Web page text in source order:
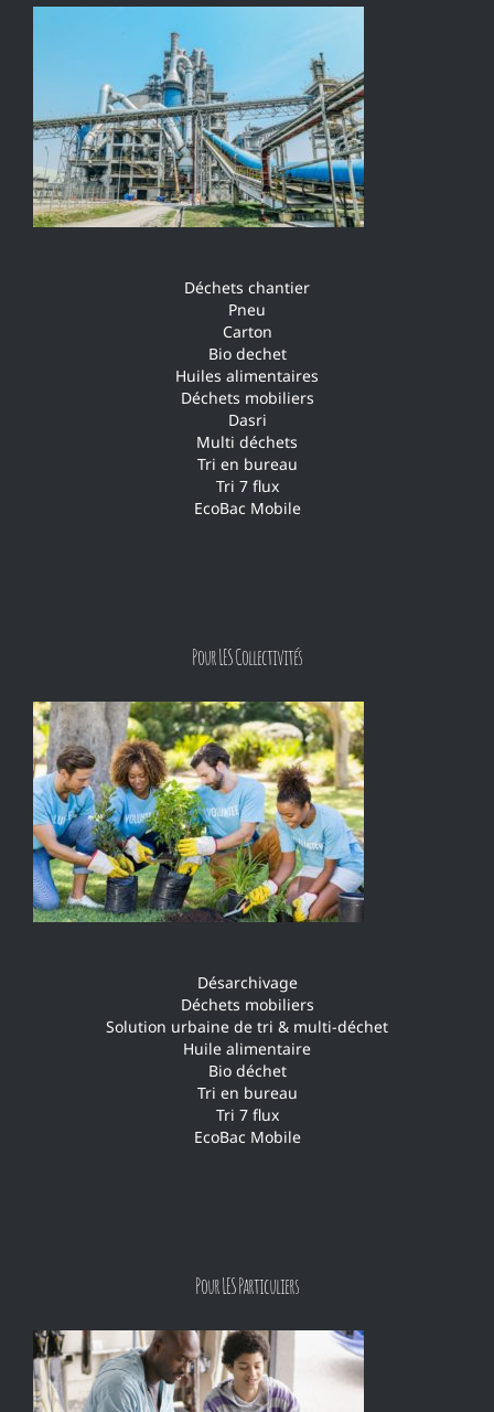
Déchets chantier
Pneu
Carton
Bio dechet
Huiles alimentaires
Déchets mobiliers
Dasri
Multi déchets
Tri en bureau
Tri 7 flux
EcoBac Mobile
Pour LES Collectivités
Désarchivage
Déchets mobiliers
Solution urbaine de tri & multi-déchet
Huile alimentaire
Bio déchet
Tri en bureau
Tri 7 flux
EcoBac Mobile
Pour LES Particuliers